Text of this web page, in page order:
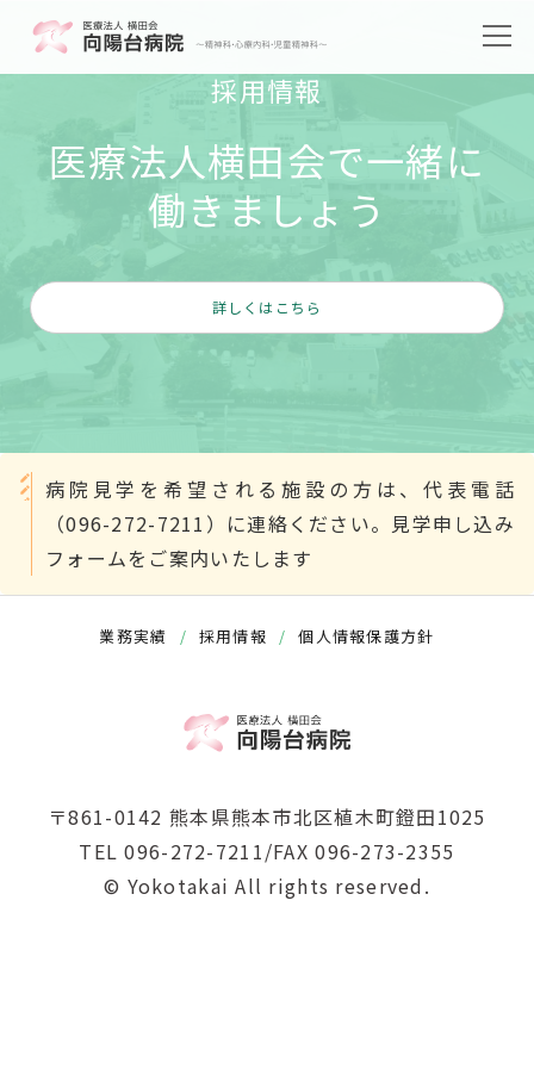
採用情報
医療法人横田会で一緒に
働きましょう
詳しくはこちら
病院見学を希望される施設の方は、代表電話
（096-272-7211）に連絡ください。見学申し込み
フォームをご案内いたします
業務実績 / 採用情報 / 個人情報保護方針
〒861-0142 熊本県熊本市北区植木町鐙田1025
TEL 096-272-7211/FAX 096-273-2355
© Yokotakai All rights reserved.